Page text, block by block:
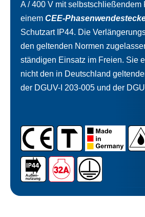
A / 400 V mit selbstschließendem
einem CEE-
Schutzart IP44. Die
den geltenden Normen
ständigen Einsatz im Freien. Sie
nicht den in Deutschland
der DGUV-I 203-005 und der